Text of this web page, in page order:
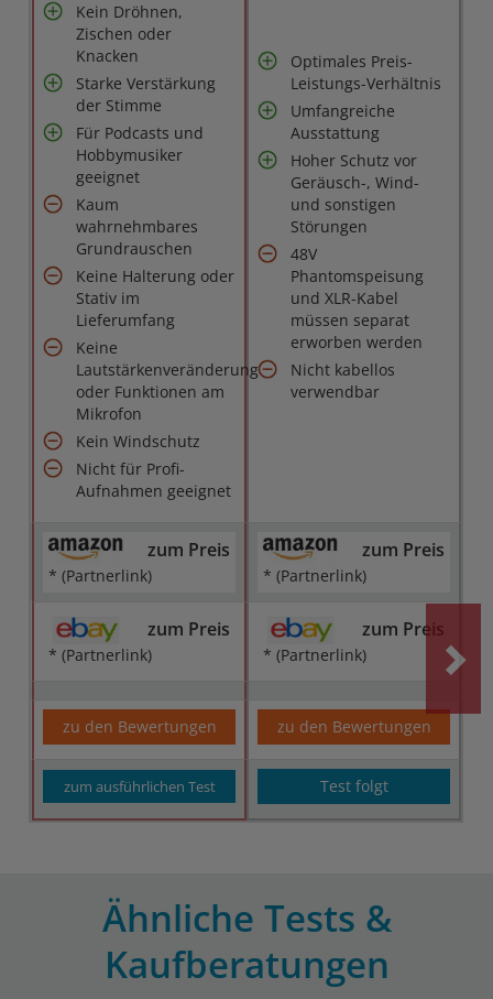
Kein Dröhnen,
Zischen oder
Knacken
Starke Verstärkung
der Stimme
Für Podcasts und
Hobbymusiker
geeignet
Kaum
wahrnehmbares
Grundrauschen
Keine Halterung oder
Stativ im
Lieferumfang
Keine
Lautstärkenveränderung
oder Funktionen am
Mikrofon
Kein Windschutz
Nicht für Profi-
Aufnahmen geeignet
Optimales Preis-
Leistungs-Verhältnis
Umfangreiche
Ausstattung
Hoher Schutz vor
Geräusch-, Wind-
und sonstigen
Störungen
48V
Phantomspeisung
und XLR-Kabel
müssen separat
erworben werden
Nicht kabellos
verwendbar
zum Preis
* (Partnerlink)
zum Preis
* (Partnerlink)
zum Preis
* (Partnerlink)
zum Preis
* (Partnerlink)
zu den Bewertungen zu den Bewertungen
zum ausführlichen Test Test folgt
Ähnliche Tests &
Kaufberatungen